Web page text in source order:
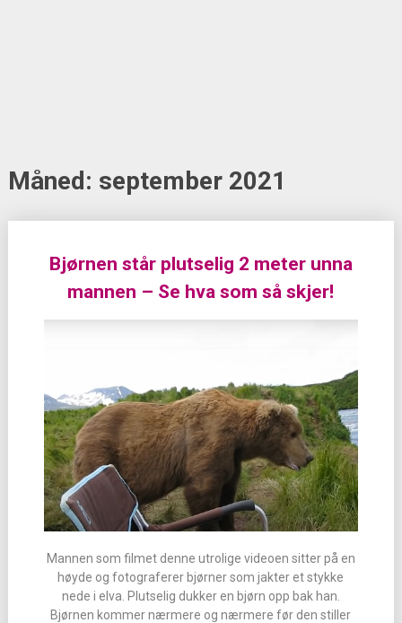
Måned: september 2021
Bjørnen står plutselig 2 meter unna
mannen – Se hva som så skjer!
Mannen som filmet denne utrolige videoen sitter på en
høyde og fotograferer bjørner som jakter et stykke
nede i elva. Plutselig dukker en bjørn opp bak han.
Bjørnen kommer nærmere og nærmere før den stiller
navigation